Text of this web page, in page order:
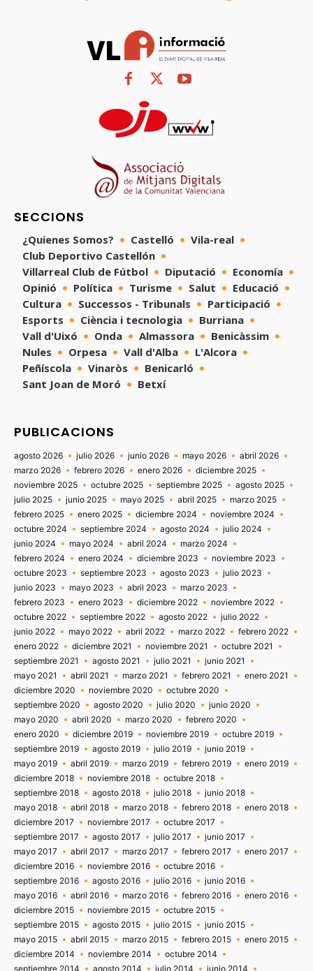
SECCIONS
¿Quienes Somos? Castelló
Vila-real
Club Deportivo Castellón
Villarreal Club de Fútbol
Diputació
Economía
Opinió
Política Turisme Salut
Educació
Cultura
Successos - Tribunals
Participació
Esports
Ciència i tecnologia
Burriana
Vall d'Uixó
Onda Almassora
Benicàssim
Nules
Orpesa Vall d'Alba
L'Alcora
Peñíscola
Vinaròs
Benicarló
Sant Joan de Moró
Betxí
PUBLICACIONS
agosto 2026 julio 2026 junio 2026 mayo 2026
abril 2026
marzo 2026
febrero 2026 enero 2026
diciembre 2025
noviembre 2025
octubre 2025 septiembre 2025
agosto 2025
julio 2025
junio 2025 mayo 2025 abril 2025
marzo 2025
febrero 2025
enero 2025 diciembre 2024
noviembre 2024
octubre 2024
septiembre 2024 agosto 2024
julio 2024
junio 2024
mayo 2024 abril 2024
marzo 2024
febrero 2024
enero 2024 diciembre 2023
noviembre 2023
octubre 2023
septiembre 2023 agosto 2023
julio 2023
junio 2023
mayo 2023 abril 2023
marzo 2023
febrero 2023
enero 2023 diciembre 2022
noviembre 2022
octubre 2022
septiembre 2022 agosto 2022
julio 2022
junio 2022
mayo 2022 abril 2022 marzo 2022
febrero 2022
enero 2022
diciembre 2021 noviembre 2021
octubre 2021
septiembre 2021
agosto 2021 julio 2021
junio 2021
mayo 2021
abril 2021 marzo 2021 febrero 2021
enero 2021
diciembre 2020
noviembre 2020
octubre 2020
septiembre 2020
agosto 2020 julio 2020
junio 2020
mayo 2020
abril 2020 marzo 2020
febrero 2020
enero 2020
diciembre 2019 noviembre 2019
octubre 2019
septiembre 2019
agosto 2019 julio 2019
junio 2019
mayo 2019
abril 2019 marzo 2019 febrero 2019
enero 2019
diciembre 2018
noviembre 2018
octubre 2018
septiembre 2018
agosto 2018 julio 2018
junio 2018
mayo 2018
abril 2018 marzo 2018 febrero 2018
enero 2018
diciembre 2017
noviembre 2017
octubre 2017
septiembre 2017
agosto 2017 julio 2017
junio 2017
mayo 2017
abril 2017 marzo 2017 febrero 2017
enero 2017
diciembre 2016
noviembre 2016
octubre 2016
septiembre 2016
agosto 2016 julio 2016
junio 2016
mayo 2016
abril 2016 marzo 2016 febrero 2016
enero 2016
diciembre 2015
noviembre 2015
octubre 2015
septiembre 2015
agosto 2015 julio 2015
junio 2015
mayo 2015
abril 2015 marzo 2015 febrero 2015
enero 2015
diciembre 2014
noviembre 2014
octubre 2014
septiembre 2014
agosto 2014 julio 2014 junio 2014